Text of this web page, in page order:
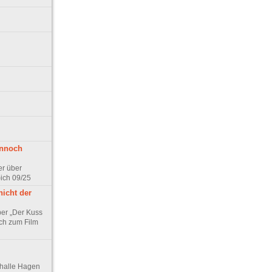
über
09/25
der
„Der Kuss
zum Film
Hagen